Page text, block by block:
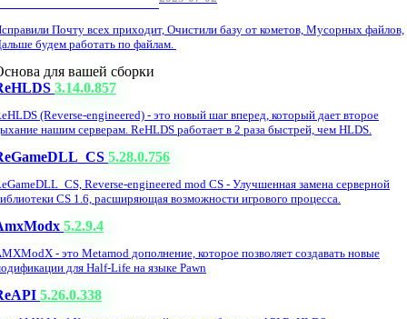
Почту всех приходит, Очистили базу от кометов, Мусорных файлов,
будем работать по файлам.
для вашей сборки
3.14.0.857
(Reverse-engineered) - это новый шаг вперед, который дает второе
нашим серверам. ReHLDS работает в 2 раза быстрей, чем HLDS.
5.28.0.756
Reverse-engineered mod CS - Улучшенная замена серверной
CS 1.6, расширяющая возможности игрового процесса.
5.2.9.4
- это Metamod дополнение, которое позволяет создавать новые
для Half-Life на языке Pawn
5.26.0.338